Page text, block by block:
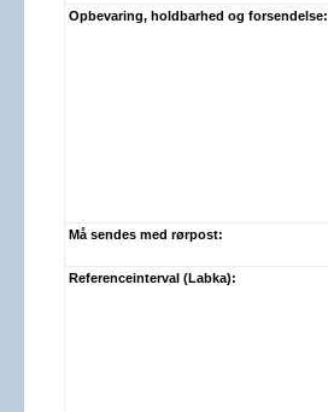
Opbevaring, holdbarhed og forsendelse:
Må sendes med rørpost:
Referenceinterval (Labka):